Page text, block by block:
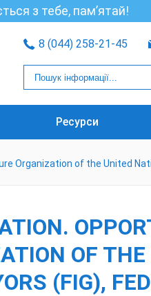
з тебе, пам’ятай!
8 (044) 258-21-45
Ресурси
Organization of the United
OF
(FIG),